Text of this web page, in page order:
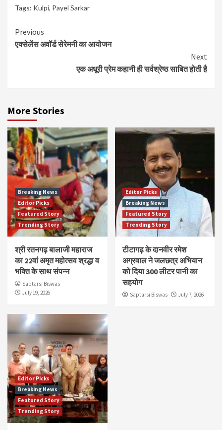
Tags: Kulpi, Payel Sarkar
Continue
Reading
Previous
एक्सेलेंस अवॉर्ड सेरेमनी का आयोजन
Next
एक अधूरी प्रेम कहानी ही सर्वश्रेष्ठ साबित होती है
More Stories
Breaking News
Editor Picks
Featured Story
Trending Story
श्री रतनगढ़ बालाजी महाराज
का 22वां अमृत महोत्सव श्रद्धा व
भक्ति के साथ संपन्न
Saptarsi Biswas
July 19, 2026
Editor Picks
Breaking News
Featured Story
Trending Story
टीटागढ़ के दानवीर रमेश
अग्रवाल ने जलछत्र अभियान
को दिया 300 लीटर पानी का
सहयोग
Saptarsi Biswas July 7, 2026
Editor Picks
Breaking News
Featured Story
Trending Story